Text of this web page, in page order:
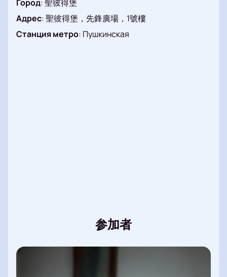
使用在线座位图选择您的座位。
选择座位时即可查看票价。
在线支付您的订单。
付款后即可收到您的电子票。
Город:聖彼得堡
Адрес:聖彼得堡，先鋒廣場，1號樓
Станция метро: Пушкинская
参加者